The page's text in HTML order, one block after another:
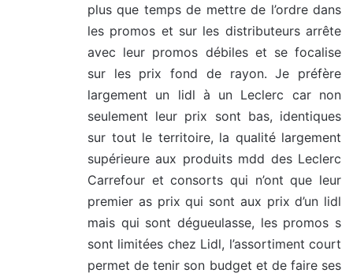
:
plus que temps de mettre de l’ordre dans
les promos et sur les distributeurs arrête
avec leur promos débiles et se focalise
sur les prix fond de rayon. Je préfère
largement un lidl à un Leclerc car non
seulement leur prix sont bas, identiques
sur tout le territoire, la qualité largement
supérieure aux produits mdd des Leclerc
Carrefour et consorts qui n’ont que leur
premier as prix qui sont aux prix d’un lidl
mais qui sont dégueulasse, les promos s
sont limitées chez Lidl, l’assortiment court
permet de tenir son budget et de faire ses